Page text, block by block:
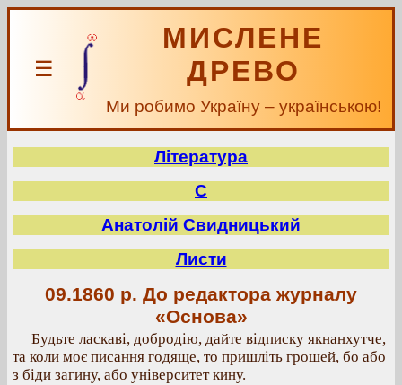
☰
МИСЛЕНЕ
ДРЕВО
Ми робимо Україну – українською!
Література
С
Анатолій Свидницький
Листи
09.1860 р. До редактора журналу
«Основа»
Будьте ласкаві, добродію, дайте відписку якнанхутче,
та коли моє писання годяще, то пришліть грошей, бо або
з біди загину, або університет кину.